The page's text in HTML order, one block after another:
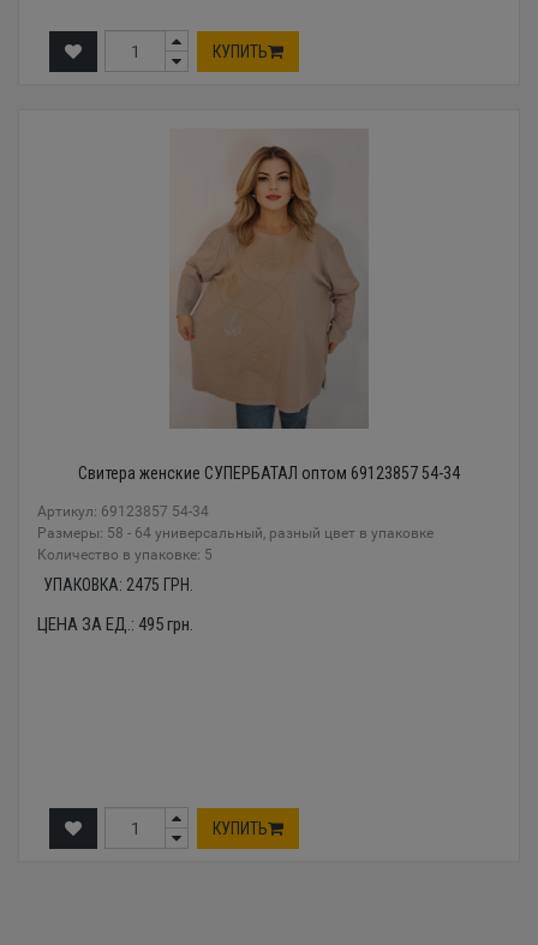
КУПИТЬ
Свитера женские СУПЕРБАТАЛ оптом 69123857 54-34
Артикул: 69123857 54-34
Размеры: 58 - 64 универсальный, разный цвет в упаковке
Количество в упаковке: 5
УПАКОВКА: 2475 ГРН.
ЦЕНА ЗА ЕД.: 495грн.
КУПИТЬ